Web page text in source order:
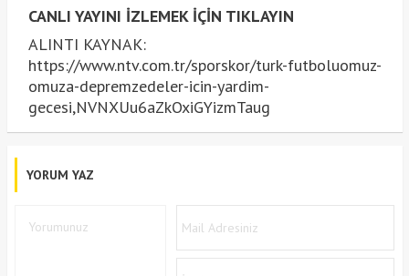
CANLI YAYINI İZLEMEK İÇİN TIKLAYIN
ALINTI KAYNAK:
https://www.ntv.com.tr/sporskor/turk-futboluomuz-
omuza-depremzedeler-icin-yardim-
gecesi,NVNXUu6aZkOxiGYizmTaug
YORUM YAZ